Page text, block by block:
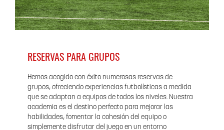
RESERVAS PARA GRUPOS
Hemos acogido con éxito numerosas reservas de
grupos, ofreciendo experiencias futbolísticas a medida
que se adaptan a equipos de todos los niveles. Nuestra
academia es el destino perfecto para mejorar las
habilidades, fomentar la cohesión del equipo o
simplemente disfrutar del juego en un entorno